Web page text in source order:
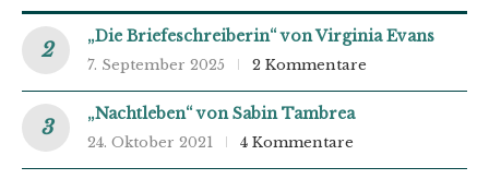
„Die Briefeschreiberin“ von Virginia Evans
7. September 2025 2 Kommentare
„Nachtleben“ von Sabin Tambrea
24. Oktober 2021 4 Kommentare